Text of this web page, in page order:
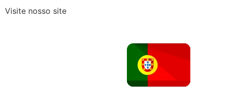
ÚLTIMOS POSTS Pagou pensão por 15 anos
+351 911 016 989
+39 348 385 1883
Visite nosso site